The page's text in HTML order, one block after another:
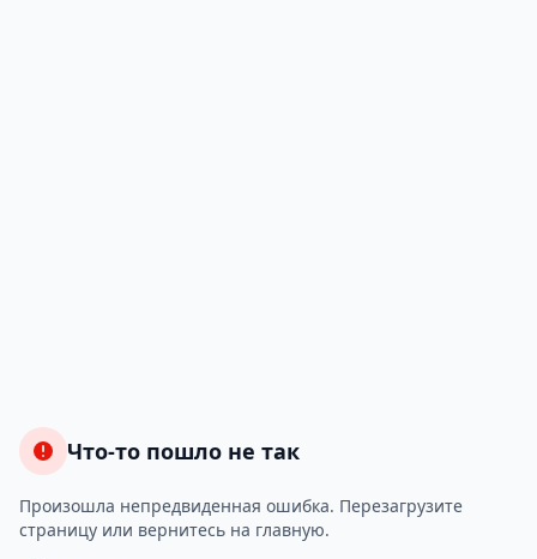
Что-то пошло не так
Произошла непредвиденная ошибка. Перезагрузите
страницу или вернитесь на главную.